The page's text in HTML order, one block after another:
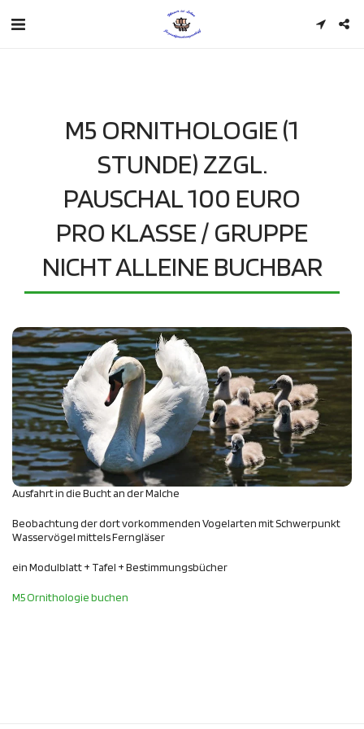
M5 ORNITHOLOGIE (1
STUNDE) ZZGL.
PAUSCHAL 100 EURO
PRO KLASSE / GRUPPE
NICHT ALLEINE BUCHBAR
Ausfahrt in die Bucht an der Malche
Beobachtung der dort vorkommenden Vogelarten mit Schwerpunkt
Wasservögel mittels Ferngläser
ein Modulblatt + Tafel + Bestimmungsbücher
M5 Ornithologie buchen